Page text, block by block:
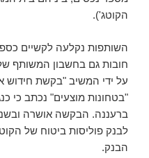
הקוטג').
השותפות נקלעה לקשיים
חובות גם בחשבון המשותף
על ידי המשיב "בקשת חידוש
"בטחונות מוצעים" נכתב כי
ברעננה. הבקשה אושרה
לבנק פוליסות ביטוח של
הבנק.